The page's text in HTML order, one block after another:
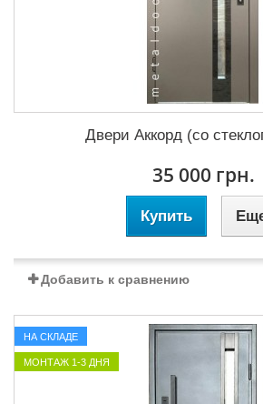
Двери Аккорд (со
35 000 грн.
Купить
Добавить к сравнению
НА СКЛАДЕ
МОНТАЖ 1-3 ДНЯ